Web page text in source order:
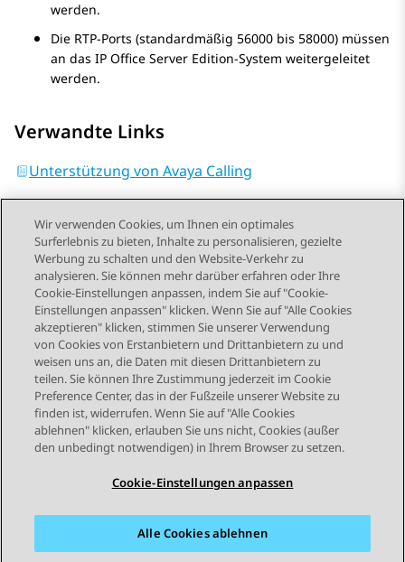
werden.
Die RTP-Ports (standardmäßig 56000 bis 58000) müssen
an das IP Office Server Edition-System weitergeleitet
werden.
Verwandte Links
Unterstützung von Avaya Calling
Send Feedback
Themennavigation
Vorheriges Thema Nächstes Thema
STAY CONNECTED
Sitemap Nutzungsbedingungen Datenschutz
Wir verwenden Cookies, um Ihnen ein optimales
Surferlebnis zu bieten, Inhalte zu personalisieren, gezielte
Werbung zu schalten und den Website-Verkehr zu
analysieren. Sie können mehr darüber erfahren oder Ihre
Cookie-Einstellungen anpassen, indem Sie auf "Cookie-
Einstellungen anpassen" klicken. Wenn Sie auf "Alle Cookies
akzeptieren" klicken, stimmen Sie unserer Verwendung
von Cookies von Erstanbietern und Drittanbietern zu und
weisen uns an, die Daten mit diesen Drittanbietern zu
teilen. Sie können Ihre Zustimmung jederzeit im Cookie
Preference Center, das in der Fußzeile unserer Website zu
finden ist, widerrufen. Wenn Sie auf "Alle Cookies
ablehnen" klicken, erlauben Sie uns nicht, Cookies (außer
den unbedingt notwendigen) in Ihrem Browser zu setzen.
Cookie-Einstellungen anpassen
Alle Cookies ablehnen